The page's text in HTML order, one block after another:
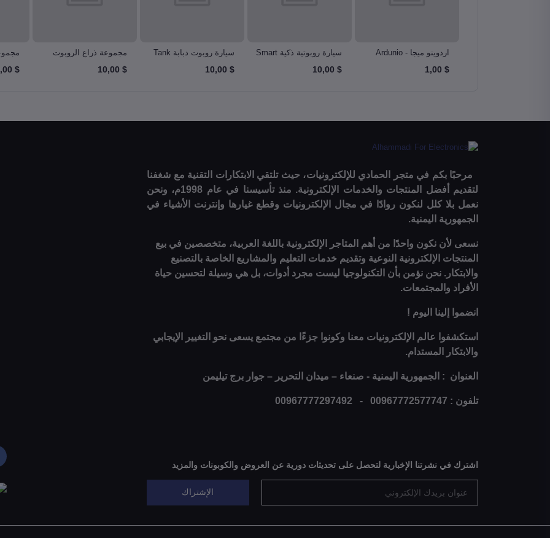
اردوينو ميجا - Ardunio
$ 1,00
سيارة روبوتية ذكية Smart
$ 10,00
سيارة روبوت دبابة Tank
$ 10,00
مجموعة ذراع الروبوت
$ 10,00
$ 10,00
مرحبًا بكم في متجر الحمادي للإلكترونيات، حيث تلتقي الابتكارات التقنية مع شغفنا
لتقديم أفضل المنتجات والخدمات الإلكترونية. منذ تأسيسنا في عام 1998م، ونحن
نعمل بلا كلل لنكون روادًا في مجال الإلكترونيات وقطع غيارها وإنترنت الأشياء في
الجمهورية اليمنية.
نسعى لأن نكون واحدًا من أهم المتاجر الإلكترونية باللغة العربية، متخصصين في بيع
المنتجات الإلكترونية النوعية وتقديم خدمات التعليم والمشاريع الخاصة بالتصنيع
والابتكار. نحن نؤمن بأن التكنولوجيا ليست مجرد أدوات، بل هي وسيلة لتحسين حياة
الأفراد والمجتمعات.
انضموا إلينا اليوم !
استكشفوا عالم الإلكترونيات معنا وكونوا جزءًا من مجتمع يسعى نحو التغيير الإيجابي
والابتكار المستدام.
العنوان : الجمهورية اليمنية - صنعاء – ميدان التحرير – جوار برج تيليمن
تلفون : 00967772577747 - 00967777297492
اشترك في نشرتنا الإخبارية لتحصل على تحديثات دورية عن العروض والكوبونات والمزيد
الإشتراك